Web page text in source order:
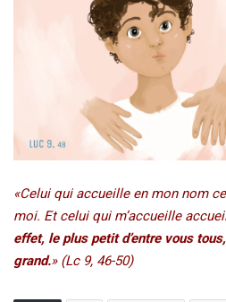
«Celui qui accueille en mon nom
moi. Et celui qui m’accueille
effet, le plus petit d’entre vous
grand.» (Lc 9, 46-50)